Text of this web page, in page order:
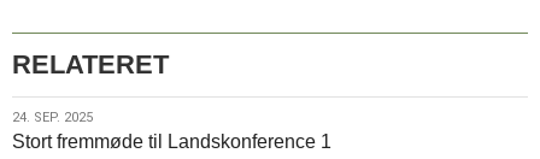
RELATERET
24.
sep.
24. SEP. 2025
Stort fremmøde til Landskonference 1